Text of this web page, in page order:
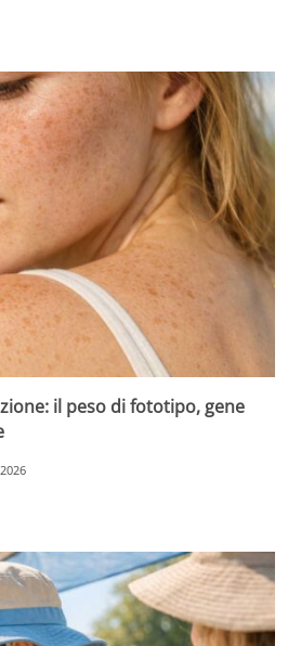
il peso di fototipo, gene